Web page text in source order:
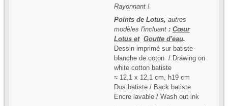
Rayonnant !
Points de Lotus, autres
modèles l'incluant : Cœur
Lotus et Goutte d'eau.
Dessin imprimé sur batiste
blanche de coton / Drawing on
white cotton batiste
≈ 12,1 x 12,1 cm, h19 cm
Dos batiste / Back batiste
Encre lavable / Wash out ink